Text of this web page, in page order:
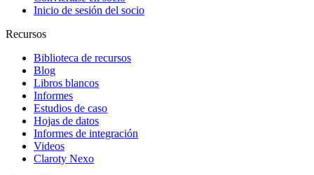
Inicio de sesión del socio
Recursos
Biblioteca de recursos
Blog
Libros blancos
Informes
Estudios de caso
Hojas de datos
Informes de integración
Videos
Claroty Nexo